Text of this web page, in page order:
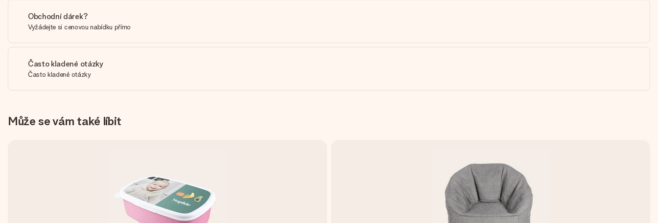
Obchodní dárek?
Vyžádejte si cenovou nabídku přímo
Často kladené otázky
Často kladené otázky
Může se vám také líbit